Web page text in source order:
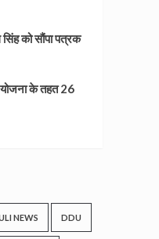
सिंह को सौंपा पत्रक
योजना के तहत 26
NEWS DDU